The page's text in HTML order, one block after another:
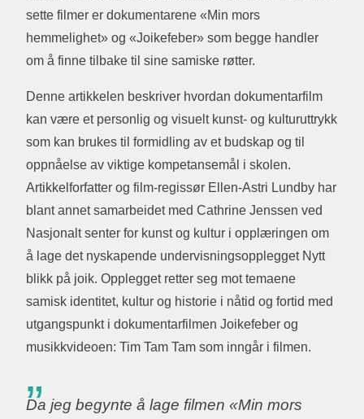
sette filmer er dokumentarene «Min mors
hemmelighet» og «Joikefeber» som begge handler
om å finne tilbake til sine samiske røtter.
Denne artikkelen beskriver hvordan dokumentarfilm
kan være et personlig og visuelt kunst- og kulturuttrykk
som kan brukes til formidling av et budskap og til
oppnåelse av viktige kompetansemål i skolen.
Artikkelforfatter og film-regissør Ellen-Astri Lundby har
blant annet samarbeidet med Cathrine Jenssen ved
Nasjonalt senter for kunst og kultur i opplæringen om
å lage det nyskapende undervisningsopplegget Nytt
blikk på joik. Opplegget retter seg mot temaene
samisk identitet, kultur og historie i nåtid og fortid med
utgangspunkt i dokumentarfilmen Joikefeber og
musikkvideoen: Tim Tam Tam som inngår i filmen.
Da jeg begynte å lage filmen «Min mors